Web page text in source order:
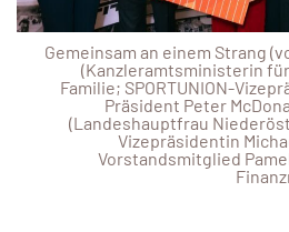
Gemeinsam an einem Strang
(Kanzleramtsministerin
Familie; SPORTUNION-
Präsident Peter
(Landeshauptfrau
Vizepräsidentin
Vorstandsmitglied